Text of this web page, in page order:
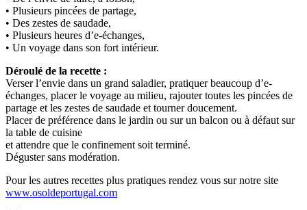
• Plusieurs pincées de partage,
• Des zestes de saudade,
• Plusieurs heures d’e-échanges,
• Un voyage dans son fort intérieur.
Déroulé de la recette :
Verser l’envie dans un grand saladier, pratiquer beaucoup d’e-
échanges, placer le voyage au milieu, rajouter toutes les pincées de
partage et les zestes de saudade et tourner doucement.
Placer de préférence dans le jardin ou sur un balcon ou à défaut sur
la table de cuisine
et attendre que le confinement soit terminé.
Déguster sans modération.
Pour les autres recettes plus pratiques rendez vous sur notre site
www.osoldeportugal.com